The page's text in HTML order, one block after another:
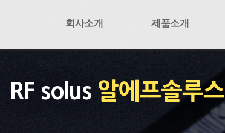
회사소개 제품소개
RF solus 알에프솔루스